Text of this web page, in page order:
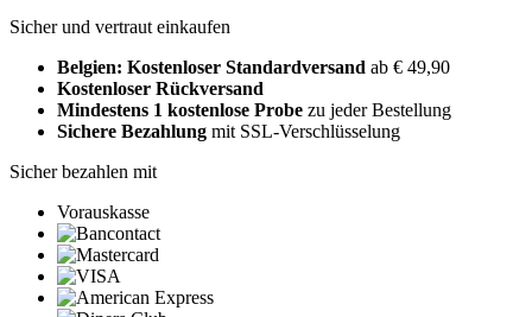
Sicher und vertraut einkaufen
Belgien: Kostenloser Standardversand ab € 49,90
Kostenloser Rückversand
Mindestens 1 kostenlose Probe zu jeder Bestellung
Sichere Bezahlung mit SSL-Verschlüsselung
Sicher bezahlen mit
Vorauskasse